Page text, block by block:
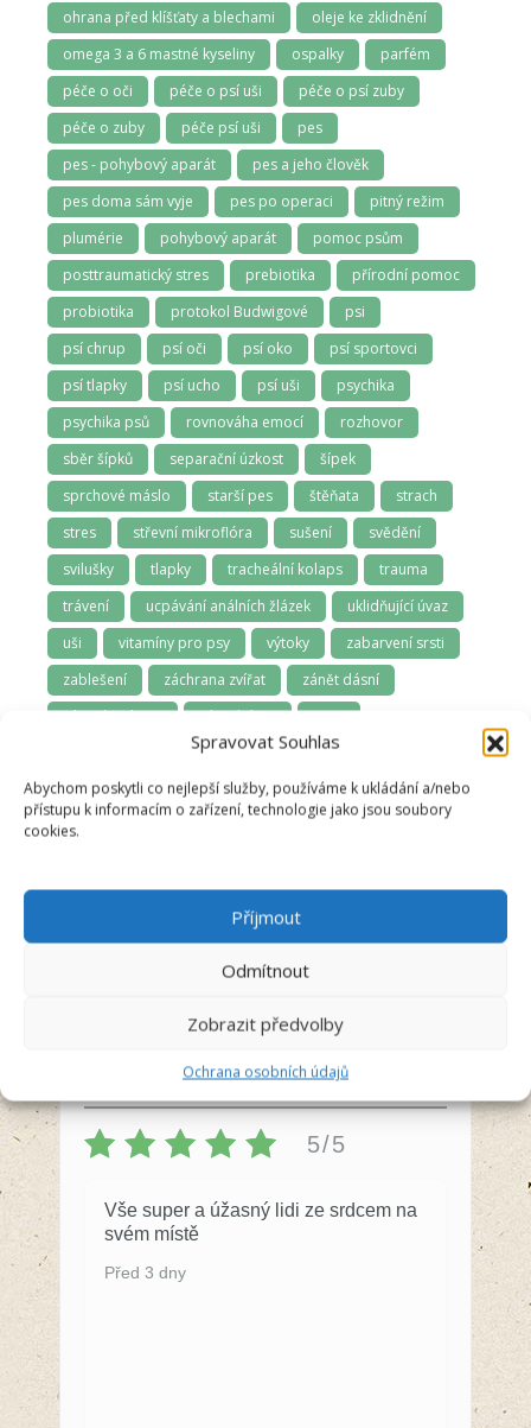
Spravovat Souhlas
Abychom poskytli co nejlepší služby, používáme k ukládání a/nebo
přístupu k informacím o zařízení, technologie jako jsou soubory
cookies.
Příjmout
Odmítnout
Zobrazit předvolby
Ochrana osobních údajů
ohrana před klíšťaty a blechami
oleje ke zklidnění
omega 3 a 6 mastné kyseliny
ospalky
parfém
péče o oči
péče o psí uši
péče o psí zuby
péče o zuby
péče psí uši
pes
pes - pohybový aparát
pes a jeho člověk
pes doma sám vyje
pes po operaci
pitný režim
plumérie
pohybový aparát
pomoc psům
posttraumatický stres
prebiotika
přírodní pomoc
probiotika
protokol Budwigové
psi
psí chrup
psí oči psí oko
psí sportovci
psí tlapky
psí ucho psí uši
psychika
psychika psů
rovnováha emocí
rozhovor
sběr šípků
separační úzkost
šípek
sprchové máslo
starší pes štěňata
strach
stres
střevní mikroflóra sušení
svědění
svilušky
tlapky tracheální kolaps
trauma
trávení
ucpávání análních žlázek
uklidňující úvaz
uši
vitamíny pro psy výtoky
zabarvení srsti
zablešení
záchrana zvířat
zánět dásní
zápach z tlamy
závodní psi
zima
zubní kámen
zuby a dásně
zúžená průdušnice zvládání samoty
Recenzent
5/5
Vše super a úžasný lidi ze srdcem na
svém místě
Před 3 dny